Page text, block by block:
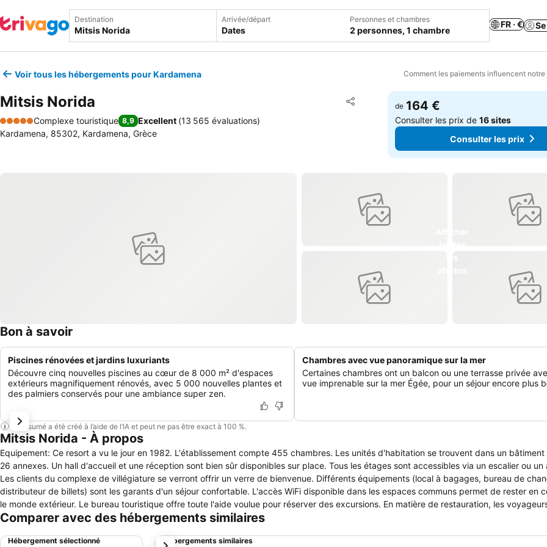
Destination Arrivée/départ
Dates
Personnes et chambres
2 personnes, 1 chambre
FR · €
Voir tous les hébergements pour Kardamena Comment les paiements influencent
Mitsis Norida Partager
Ajouter à mes favoris
5 Étoiles
Complexe touristique 8,9 Excellent (13 565 évaluations)
Kardamena, 85302, Kardamena, Grèce
de 164 €
Consulter les prix de16 sites
Consulter les prix
Bon à savoir
Piscines rénovées et jardins luxuriants
Découvre cinq nouvelles piscines au cœur de 8 000 m² d'espaces
extérieurs magnifiquement rénovés, avec 5 000 nouvelles plantes et
des palmiers conservés pour une ambiance super zen.
Chambres avec vue panoramique sur la mer
Certaines chambres ont un balcon ou une terrasse privée
vue imprenable sur la mer Égée, pour un séjour encore plus
Ce résumé a été créé à l’aide de l’IA et peut ne pas être exact à 100 %.
Mitsis Norida - À propos
Equipement: Ce resort a vu le jour en 1982. L'établissement compte 455 chambres. Les unités d'habitation se trouvent dans un
26 annexes. Un hall d'accueil et une réception sont bien sûr disponibles sur place. Tous les étages sont accessibles via un escalier ou un
Les clients du complexe de villégiature se verront offrir un verre de bienvenue. Différents équipements (local à bagages, bureau de
distributeur de billets) sont les garants d'un séjour confortable. L'accès WiFi disponible dans les espaces communs permet de rester en
le monde extérieur. Le bureau touristique offre toute l'aide voulue pour réserver des excursions. En matière de restauration, les
choix entre un restaurant, un café, un bar et un bar de plage. Des boutiques sont également disponibles sur place. Les aménagements
incluent de plus un personnel parlant plusieurs langues, un service de baby-sitting, un service de location de voitures, une assistance
Comparer avec des hébergements similaires
Hébergement sélectionné Hébergements similaires
suivant